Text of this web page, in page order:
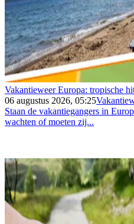
Vakantieweer Europa: tropische
06 augustus 2026, 05:25
Staan de vakantiegangers in
wachten of moeten zij...